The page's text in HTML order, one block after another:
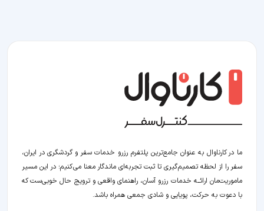
ما در کارناوال به عنوان جامع‌ترین پلتفرم رزرو خدمات سفر و گردشگری در ایران،
سفر را از لحظه‌ تصمیم‌گیری تا ثبت تجربه‌ای ماندگار معنا می‌کنیم؛ در این مسیر‍
ماموریت‌مان اراﺋــﻪ خدمات رزرو آسان، راهنمای واقعی و ترویج حال خوبی‌ست که
با دعوت به حرکت، پویایی و شادی جمعی همراه باشد.